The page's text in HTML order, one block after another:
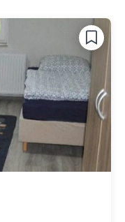
1 wechseln
2 wechseln
3 wechseln
4 wechseln
5 wechseln
6 wechseln